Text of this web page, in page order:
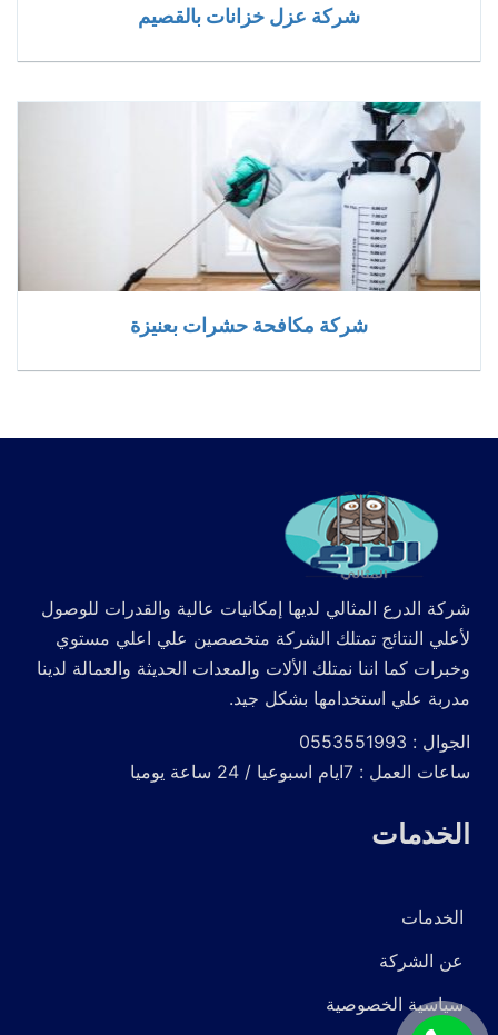
شركة عزل خزانات بالقصيم
شركة مكافحة حشرات بعنيزة
شركة الدرع المثالي لديها إمكانيات عالية والقدرات للوصول
لأعلي النتائج تمتلك الشركة متخصصين علي اعلي مستوي
وخبرات كما اننا نمتلك الألات والمعدات الحديثة والعمالة لدينا
مدربة علي استخدامها بشكل جيد.
الجوال : 0553551993
ساعات العمل : 7ايام اسبوعيا / 24 ساعة يوميا
الخدمات
الخدمات
عن الشركة
سياسية الخصوصية